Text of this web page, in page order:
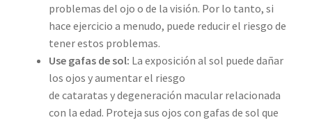
problemas del ojo o de la visión. Por lo tanto, si
hace ejercicio a menudo, puede reducir el riesgo de
tener estos problemas.
Use gafas de sol: La exposición al sol puede dañar
los ojos y aumentar el riesgo
de cataratas y degeneración macular relacionada
con la edad. Proteja sus ojos con gafas de sol que